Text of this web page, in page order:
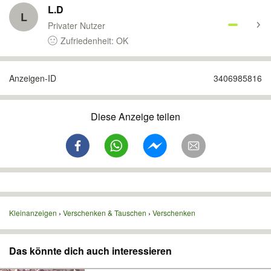
L L.D
Privater Nutzer
Zufriedenheit: OK
Anzeigen-ID 3406985816
Diese Anzeige teilen
Kleinanzeigen Verschenken & Tauschen Verschenken
Das könnte dich auch interessieren